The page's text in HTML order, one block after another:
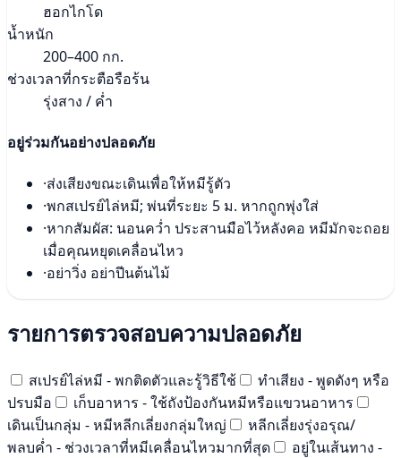
ฮอกไกโด
น้ำหนัก
200–400 กก.
ช่วงเวลาที่กระตือรือร้น
รุ่งสาง / ค่ำ
อยู่ร่วมกันอย่างปลอดภัย
·ส่งเสียงขณะเดินเพื่อให้หมีรู้ตัว
·พกสเปรย์ไล่หมี; พ่นที่ระยะ 5 ม. หากถูกพุ่งใส่
·หากสัมผัส: นอนคว่ำ ประสานมือไว้หลังคอ หมีมักจะถอย
เมื่อคุณหยุดเคลื่อนไหว
·อย่าวิ่ง อย่าปีนต้นไม้
รายการตรวจสอบความปลอดภัย
สเปรย์ไล่หมี - พกติดตัวและรู้วิธีใช้
ทำเสียง - พูดดังๆ หรือ
ปรบมือ
เก็บอาหาร - ใช้ถังป้องกันหมีหรือแขวนอาหาร
เดินเป็นกลุ่ม - หมีหลีกเลี่ยงกลุ่มใหญ่
หลีกเลี่ยงรุ่งอรุณ/
พลบค่ำ - ช่วงเวลาที่หมีเคลื่อนไหวมากที่สุด
อยู่ในเส้นทาง -